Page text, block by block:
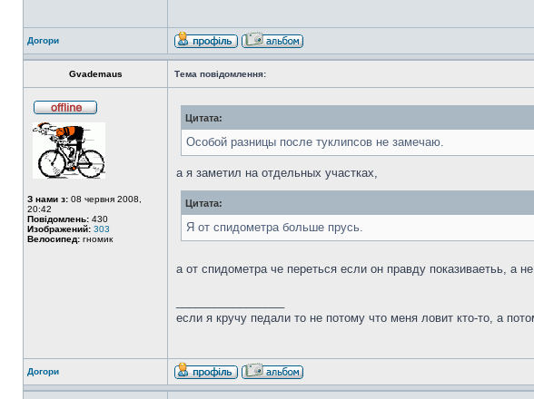
Догори
Gvademaus Тема повідомлення:
З нами з: 08 червня 2008,
20:42
Повідомлень: 430
Изображений: 303
Велосипед: гномик
Цитата:
Особой разницы после туклипсов не замечаю.
а я заметил на отдельных участках,
Цитата:
Я от спидометра больше прусь.
а от спидометра че переться если он правду показиваетьь, а
если я кручу педали то не потому что меня ловит кто-то, а
Догори